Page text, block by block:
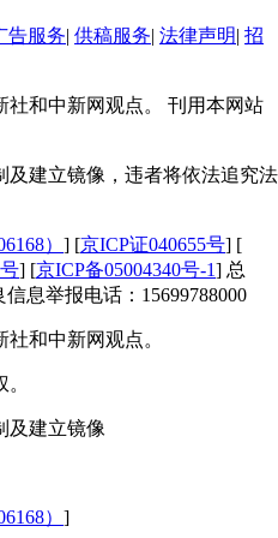
告服务| 供稿服务| 法律声明| 招
社和中新网观点。 刊用本网站
及建立镜像，违者将依法追究法
） ] [京ICP证040655号] [
] [京ICP备05004340号-1] 总
息举报电话：15699788000
和中新网观点。
及建立镜像
） ]